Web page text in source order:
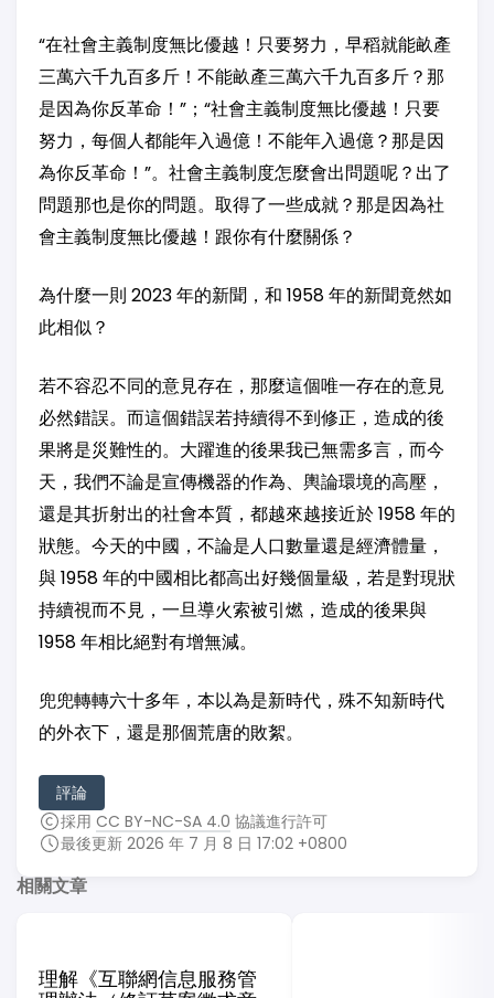
“在社會主義制度無比優越！只要努力，早稻就能畝產
三萬六千九百多斤！不能畝產三萬六千九百多斤？那
是因為你反革命！”；“社會主義制度無比優越！只要
努力，每個人都能年入過億！不能年入過億？那是因
為你反革命！”。社會主義制度怎麼會出問題呢？出了
問題那也是你的問題。取得了一些成就？那是因為社
會主義制度無比優越！跟你有什麼關係？
為什麼一則 2023 年的新聞，和 1958 年的新聞竟然如
此相似？
若不容忍不同的意見存在，那麼這個唯一存在的意見
必然錯誤。而這個錯誤若持續得不到修正，造成的後
果將是災難性的。大躍進的後果我已無需多言，而今
天，我們不論是宣傳機器的作為、輿論環境的高壓，
還是其折射出的社會本質，都越來越接近於 1958 年的
狀態。今天的中國，不論是人口數量還是經濟體量，
與 1958 年的中國相比都高出好幾個量級，若是對現狀
持續視而不見，一旦導火索被引燃，造成的後果與
1958 年相比絕對有增無減。
兜兜轉轉六十多年，本以為是新時代，殊不知新時代
的外衣下，還是那個荒唐的敗絮。
評論
採用 CC BY-NC-SA 4.0 協議進行許可
最後更新 2026 年 7 月 8 日 17:02 +0800
相關文章
理解《互聯網信息服務管